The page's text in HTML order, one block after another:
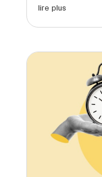
lire plus